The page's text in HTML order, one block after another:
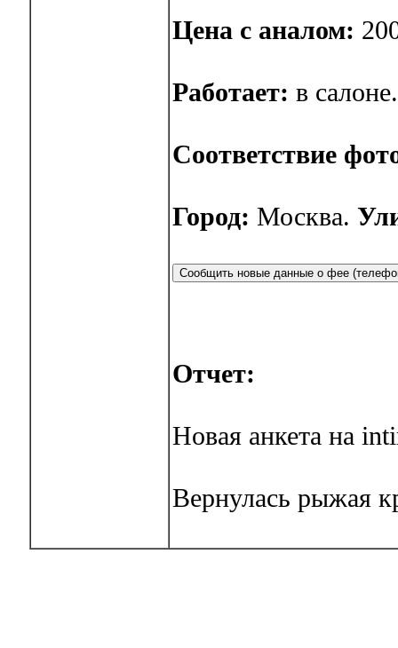
Цена с аналом:
Работает: в
Соответствие
Город: Москва.
Отчет:
Новая анкета на
Вернулась рыжая